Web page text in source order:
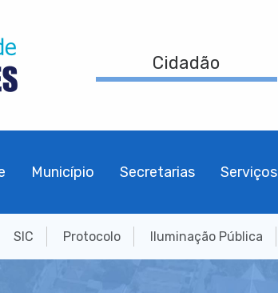
Cidadão
Município Secretarias Serviços
SIC Protocolo Iluminação Pública